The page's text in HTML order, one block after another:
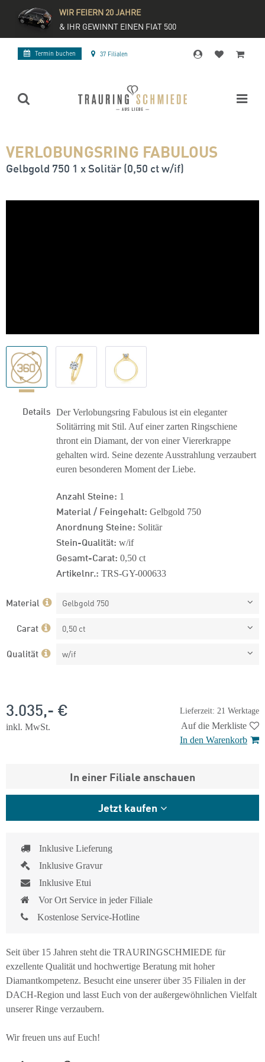
WIR FEIERN 20 JAHRE
& IHR GEWINNT EINEN FIAT 500
Termin buchen 37 Filialen
VERLOBUNGSRING FABULOUS
Gelbgold 750 1 x Solitär (0,50 ct w/if)
Details Der Verlobungsring Fabulous ist ein eleganter
Solitärring mit Stil. Auf einer zarten Ringschiene
thront ein Diamant, der von einer Viererkrappe
gehalten wird. Seine dezente Ausstrahlung verzaubert
euren besonderen Moment der Liebe.
Anzahl Steine: 1
Material / Feingehalt: Gelbgold 750
Anordnung Steine: Solitär
Stein-Qualität: w/if
Gesamt-Carat: 0,50 ct
Artikelnr.: TRS-GY-000633
Material Gelbgold 750
Carat 0,50 ct
Qualität w/if
Lieferzeit: 21 Werktage
3.035,- €
inkl. MwSt.
Auf die Merkliste
In den Warenkorb
In einer Filiale anschauen
Jetzt kaufen
Inklusive Lieferung
Inklusive Gravur
Inklusive Etui
Vor Ort Service in jeder Filiale
Kostenlose Service-Hotline
Seit über 15 Jahren steht die TRAURINGSCHMIEDE für
exzellente Qualität und hochwertige Beratung mit hoher
Diamantkompetenz. Besucht eine unserer über 35 Filialen in der
DACH-Region und lasst Euch von der außergewöhnlichen Vielfalt
unserer Ringe verzaubern.
Wir freuen uns auf Euch!